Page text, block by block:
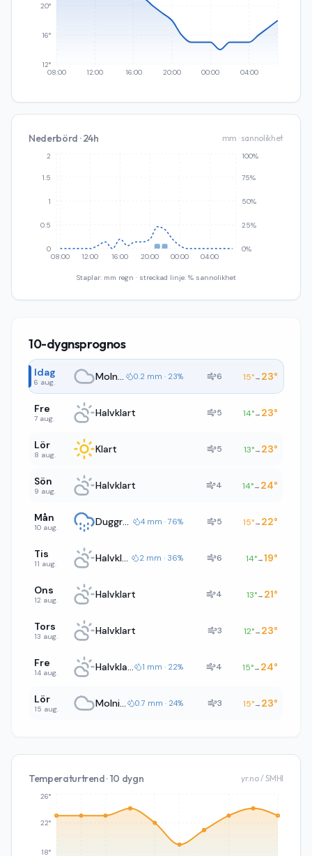
08:00 12:00 16:00 20:00 00:00 04:00
12°
16°
20°
Nederbörd · 24h mm · sannolikhet
08:00 12:00 16:00 20:00 00:00 04:00
0
0.5
1
1.5
2
0%
25%
50%
75%
100%
Staplar: mm regn · streckad linje: % sannolikhet
10-dygnsprognos
Idag
6 aug. Molnigt 0.2 mm · 23% 6 15°→ 23°
Fre
7 aug. Halvklart 5 14°→ 23°
Lör
8 aug. Klart 5 13°→ 23°
Sön
9 aug. Halvklart 4 14°→ 24°
Mån
10 aug. Duggregn 4 mm · 76% 5 15°→ 22°
Tis
11 aug. Halvklart 2 mm · 36% 6 14°→19°
Ons
12 aug. Halvklart 4 13°→ 21°
Tors
13 aug. Halvklart 3 12°→ 23°
Fre
14 aug. Halvklart 1 mm · 22% 4 15°→ 24°
Lör
15 aug. Molnigt 0.7 mm · 24% 3 15°→ 23°
Temperaturtrend · 10 dygn yr.no / SMHI
18°
22°
26°